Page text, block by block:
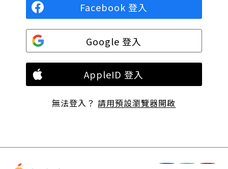
Facebook 登入
Google 登入
AppleID 登入
無法登入？請用預設瀏覽器開啟